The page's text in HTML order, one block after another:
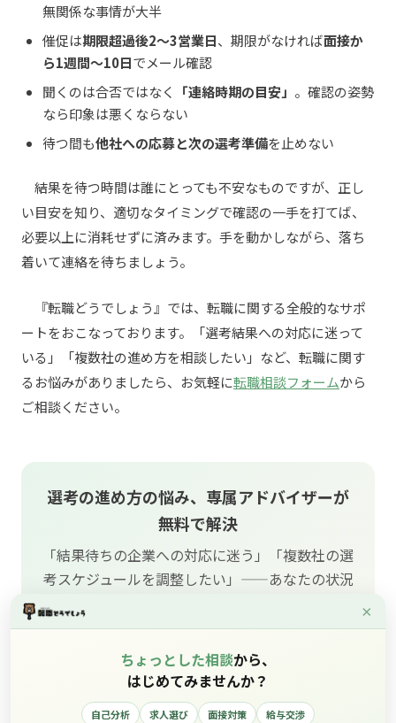
無関係な事情が大半
催促は期限超過後2〜3営業日、期限がなければ面接か
ら1週間〜10日でメール確認
聞くのは合否ではなく
「連絡時期の目安」 。確認の姿勢
なら印象は悪くならない
待つ間も他社への応募と次の選考準備を止めない
結果を待つ時間は誰にとっても不安なものですが、正し
い目安を知り、適切なタイミングで確認の一手を打てば、
必要以上に消耗せずに済みます。手を動かしながら、落ち
着いて連絡を待ちましょう。
『転職どうでしょう』では、転職に関する全般的なサポ
ートをおこなっております。「選考結果への対応に迷って
いる」「複数社の進め方を相談したい」など、転職に関す
るお悩みがありましたら、お気軽に転職相談フォームから
ご相談ください。
選考の進め方の悩み、専属アドバイザーが
無料で解決
「結果待ちの企業への対応に迷う」「複数社の選
考スケジュールを調整したい」——あなたの状況
に合わせた具体策をご提案します。フォーム入力
は約2分、面談予約まで一気通貫。
無料で転職相談する
×
ちょっとした相談から、
はじめてみませんか？
自己分析 求人選び 面接対策 給与交渉